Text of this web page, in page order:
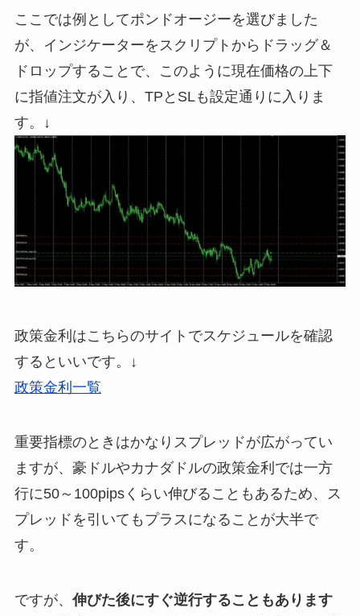
ここでは例としてポンドオージーを選びました
が、インジケーターをスクリプトからドラッグ＆
ドロップすることで、このように現在価格の上下
に指値注文が入り、TPとSLも設定通りに入りま
す。↓
政策金利はこちらのサイトでスケジュールを確認
するといいです。↓
政策金利一覧
重要指標のときはかなりスプレッドが広がってい
ますが、豪ドルやカナダドルの政策金利では一方
行に50～100pipsくらい伸びることもあるため、ス
プレッドを引いてもプラスになることが大半で
す。
ですが、伸びた後にすぐ逆行することもあります